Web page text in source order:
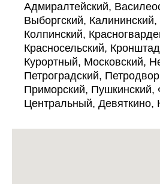
Адмиралтейский,
Выборгский, Калининский,
Колпинский,
Красносельский,
Курортный, Московский,
Петроградский,
Приморский, Пушкинский,
Центральный, Девяткино,